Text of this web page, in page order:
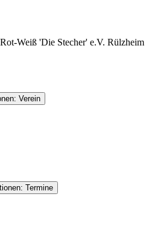
Weiß 'Die Stecher' e.V. Rülzheim
Verein
Termine